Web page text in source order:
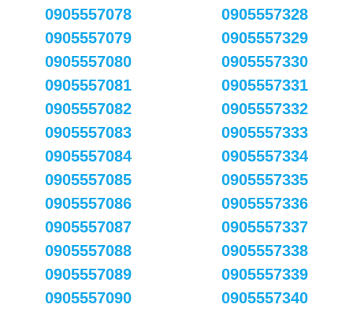
0905557078
0905557079
0905557080
0905557081
0905557082
0905557083
0905557084
0905557085
0905557086
0905557087
0905557088
0905557089
0905557090
0905557328
0905557329
0905557330
0905557331
0905557332
0905557333
0905557334
0905557335
0905557336
0905557337
0905557338
0905557339
0905557340